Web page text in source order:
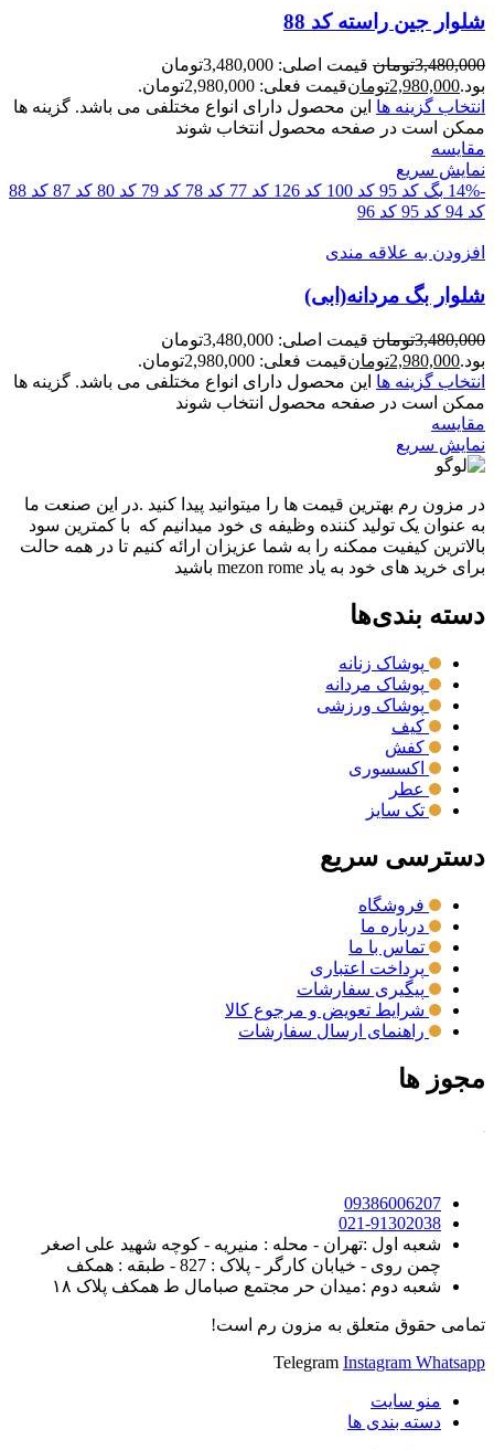
شلوار جين راسته کد 88
3,480,000تومان
قیمت اصلی: 3,480,000تومان
بود.2,980,000تومانقیمت فعلی: 2,980,000تومان.
انتخاب گزینه ها این محصول دارای انواع مختلفی می باشد. گزینه ها
ممکن است در صفحه محصول انتخاب شوند
مقايسه
نمایش سریع
-14%
بگ کد 95 کد 100 کد 126 کد 77 کد 78 کد 79 کد 80 کد 87
کد 88
کد 94
کد 95 کد 96
افزودن به علاقه مندی
شلوار بگ مردانه(ابی)
3,480,000تومان
قیمت اصلی: 3,480,000تومان
بود.2,980,000تومانقیمت فعلی: 2,980,000تومان.
انتخاب گزینه ها این محصول دارای انواع مختلفی می باشد. گزینه ها
ممکن است در صفحه محصول انتخاب شوند
مقايسه
نمایش سریع
در مزون رم بهترین قیمت ها را میتوانید پیدا کنید .در این صنعت ما
به عنوان یک تولید کننده وظیفه ی خود میدانیم که با کمترین سود
بالاترین کیفیت ممکنه را به شما عزیزان ارائه کنیم تا در همه حالت
برای خرید های خود به یاد mezon rome باشید
دسته بندی‌ها
پوشاک زنانه
پوشاک مردانه
پوشاک ورزشی
کیف
کفش
اکسسوری
عطر
تک سایز
دسترسی سریع
فروشگاه
درباره ما
تماس با ما
پرداخت اعتباری
پیگیری سفارشات
شرایط تعویض و مرجوع کالا
راهنمای ارسال سفارشات
مجوز ها
09386006207
021-91302038
شعبه اول :تهران - محله : منیریه - کوچه شهید علی اصغر
چمن روی - خیابان کارگر - پلاک : 827 - طبقه : همکف
شعبه دوم :میدان حر مجتمع صبامال ط همکف پلاک ۱۸
تمامی حقوق متعلق به مزون رم است!
Telegram Instagram Whatsapp
منو سایت
دسته بندی ها